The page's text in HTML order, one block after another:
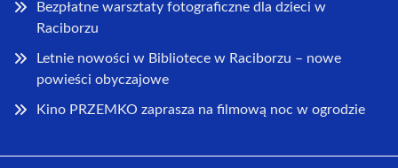
Bezpłatne warsztaty fotograficzne dla dzieci w
Raciborzu
Letnie nowości w Bibliotece w Raciborzu – nowe
powieści obyczajowe
Kino PRZEMKO zaprasza na filmową noc w ogrodzie